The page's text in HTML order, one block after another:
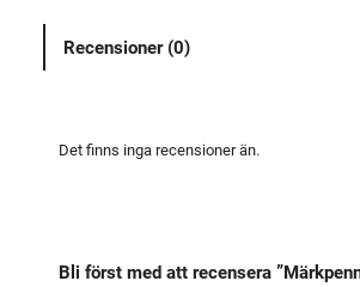
n
Recensioner (0)
Det finns inga recensioner än.
Bli först med att recensera